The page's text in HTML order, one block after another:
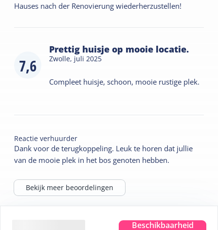
Beschikbaarheid
Hauses nach der Renovierung wiederherzustellen!
7,6
Prettig huisje op mooie locatie.
Zwolle, juli 2025
Compleet huisje, schoon, mooie rustige plek.
Reactie verhuurder
Dank voor de terugkoppeling. Leuk te horen dat jullie
van de mooie plek in het bos genoten hebben.
Bekijk meer beoordelingen